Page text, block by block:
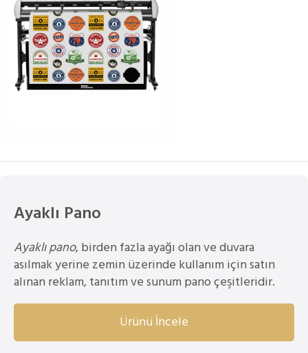
Ayaklı Pano
Ayaklı pano, birden fazla ayağı olan ve duvara
asılmak yerine zemin üzerinde kullanım için satın
alınan reklam, tanıtım ve sunum pano çeşitleridir.
Ürünü İncele